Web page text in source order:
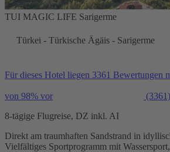
TUI MAGIC LIFE Sarigerme
Türkei - Türkische Ägäis - Sarigerme
Für dieses Hotel liegen 3361 Bewertungen
von 98% vor (3361)
8-tägige Flugreise, DZ inkl. AI
Direkt am traumhaften Sandstrand in
Vielfältiges Sportprogramm mit